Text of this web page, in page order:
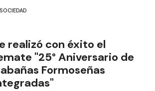
SOCIEDAD
realizó con éxito el
"25° Aniversario de
Formoseñas